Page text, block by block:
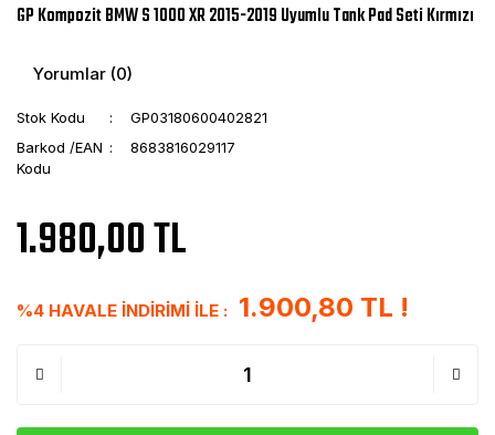
GP Kompozit BMW S 1000 XR 2015-2019 Uyumlu Tank Pad Seti Kırmızı
Yorumlar (0)
Stok Kodu
GP03180600402821
Barkod /EAN
Kodu
8683816029117
1.980,00 TL
%4 HAVALE İNDİRİMİ İLE : 1.900,80 TL !